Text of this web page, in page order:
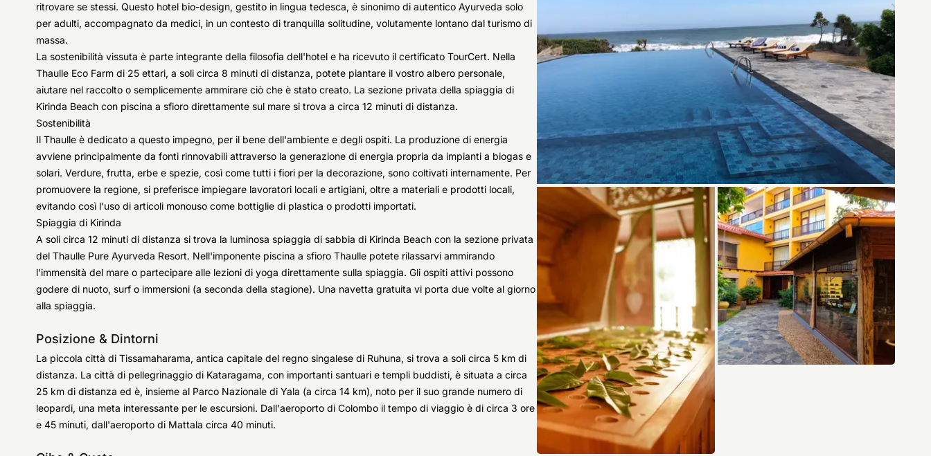
ritrovare se stessi. Questo hotel bio-design, gestito in lingua tedesca, è sinonimo di autentico Ayurveda solo
per adulti, accompagnato da medici, in un contesto di tranquilla solitudine, volutamente lontano dal turismo di
massa.
La sostenibilità vissuta è parte integrante della filosofia dell'hotel e ha ricevuto il certificato TourCert. Nella
Thaulle Eco Farm di 25 ettari, a soli circa 8 minuti di distanza, potete piantare il vostro albero personale,
aiutare nel raccolto o semplicemente ammirare ciò che è stato creato. La sezione privata della spiaggia di
Kirinda Beach con piscina a sfioro direttamente sul mare si trova a circa 12 minuti di distanza.
Sostenibilità
Il Thaulle è dedicato a questo impegno, per il bene dell'ambiente e degli ospiti. La produzione di energia
avviene principalmente da fonti rinnovabili attraverso la generazione di energia propria da impianti a biogas e
solari. Verdure, frutta, erbe e spezie, così come tutti i fiori per la decorazione, sono coltivati internamente. Per
promuovere la regione, si preferisce impiegare lavoratori locali e artigiani, oltre a materiali e prodotti locali,
evitando così l'uso di articoli monouso come bottiglie di plastica o prodotti importati.
Spiaggia di Kirinda
A soli circa 12 minuti di distanza si trova la luminosa spiaggia di sabbia di Kirinda Beach con la sezione privata
del Thaulle Pure Ayurveda Resort. Nell'imponente piscina a sfioro Thaulle potete rilassarvi ammirando
l'immensità del mare o partecipare alle lezioni di yoga direttamente sulla spiaggia. Gli ospiti attivi possono
godere di nuoto, surf o immersioni (a seconda della stagione). Una navetta gratuita vi porta due volte al giorno
alla spiaggia.
Posizione & Dintorni
La piccola città di Tissamaharama, antica capitale del regno singalese di Ruhuna, si trova a soli circa 5 km di
distanza. La città di pellegrinaggio di Kataragama, con importanti santuari e templi buddisti, è situata a circa
25 km di distanza ed è, insieme al Parco Nazionale di Yala (a circa 14 km), noto per il suo grande numero di
leopardi, una meta interessante per le escursioni. Dall'aeroporto di Colombo il tempo di viaggio è di circa 3 ore
e 45 minuti, dall'aeroporto di Mattala circa 40 minuti.